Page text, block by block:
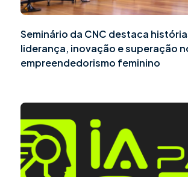
Seminário da CNC destaca
liderança, inovação e superação
empreendedorismo feminino